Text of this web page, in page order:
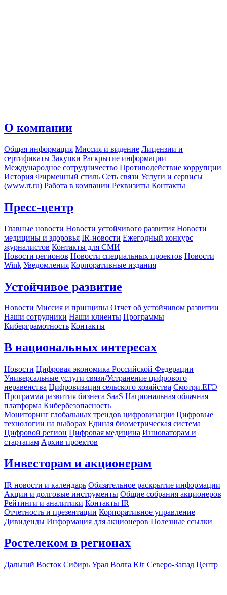
О компании
Общая информация Миссия и видение Лицензии и
сертификаты Закупки Раскрытие информации
Международное сотрудничество Противодействие коррупции
История Фирменный стиль Сеть связи Услуги и сервисы
(www.rt.ru) Работа в компании Реквизиты Контакты
Пресс-центр
Главные новости Новости устойчивого развития Новости
медицины и здоровья IR-новости Ежегодный конкурс
журналистов Контакты для СМИ
Новости регионов Новости специальных проектов Новости
Wink Уведомления Корпоративные издания
Устойчивое развитие
Новости Миссия и принципы Отчет об устойчивом развитии
Наши сотрудники Наши клиенты Программы
Киберграмотность Контакты
В национальных интересах
Новости Цифровая экономика Российской Федерации
Универсальные услуги связи/Устранение цифрового
неравенства Цифровизация сельского хозяйства Смотри.ЕГЭ
Программа развития бизнеса SaaS Национальная облачная
платформа Кибербезопасность
Мониторинг глобальных трендов цифровизации Цифровые
технологии на выборах Единая биометрическая система
Цифровой регион Цифровая медицина Инноваторам и
стартапам Архив проектов
Инвесторам и акционерам
IR новости и календарь Обязательное раскрытие информации
Акции и долговые инструменты Общие собрания акционеров
Рейтинги и аналитики Контакты IR
Отчетность и презентации Корпоративное управление
Дивиденды Информация для акционеров Полезные ссылки
Ростелеком в регионах
Дальний Восток Сибирь Урал Волга Юг Северо-Запад Центр